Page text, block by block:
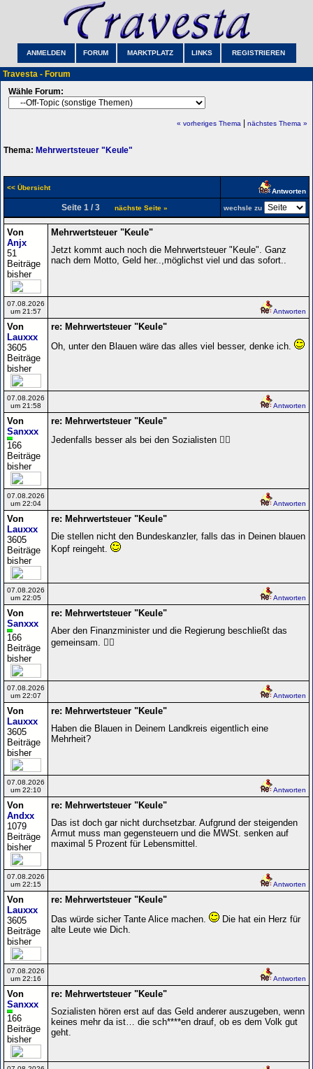
ANMELDEN FORUM MARKTPLATZ LINKS REGISTRIEREN
Travesta - Forum
Wähle Forum:
« vorheriges Thema nächstes Thema »
Thema: Mehrwertsteuer "Keule"
<< Übersicht Antworten
Seite 1 / 3 nächste Seite » wechsle zu
Von
Anjx
51
Beiträge
bisher
Mehrwertsteuer "Keule"
Jetzt kommt auch noch die Mehrwertsteuer "Keule". Ganz
nach dem Motto, Geld her..,möglichst viel und das sofort..
07.08.2026
um 21:57
Antworten
Von
Lauxxx
3605
Beiträge
bisher
re: Mehrwertsteuer "Keule"
Oh, unter den Blauen wäre das alles viel besser, denke ich.
07.08.2026
um 21:58
Antworten
Von
Sanxxx
166
Beiträge
bisher
re: Mehrwertsteuer "Keule"
Jedenfalls besser als bei den Sozialisten 🤷‍♀️
07.08.2026
um 22:04
Antworten
Von
Lauxxx
3605
Beiträge
bisher
re: Mehrwertsteuer "Keule"
Die stellen nicht den Bundeskanzler, falls das in Deinen blauen
Kopf reingeht.
07.08.2026
um 22:05
Antworten
Von
Sanxxx
166
Beiträge
bisher
re: Mehrwertsteuer "Keule"
Aber den Finanzminister und die Regierung beschließt das
gemeinsam. 🤷‍♀️
07.08.2026
um 22:07
Antworten
Von
Lauxxx
3605
Beiträge
bisher
re: Mehrwertsteuer "Keule"
Haben die Blauen in Deinem Landkreis eigentlich eine
Mehrheit?
07.08.2026
um 22:10
Antworten
Von
Andxx
1079
Beiträge
bisher
re: Mehrwertsteuer "Keule"
Das ist doch gar nicht durchsetzbar. Aufgrund der steigenden
Armut muss man gegensteuern und die MWSt. senken auf
maximal 5 Prozent für Lebensmittel.
07.08.2026
um 22:15
Antworten
Von
Lauxxx
3605
Beiträge
bisher
re: Mehrwertsteuer "Keule"
Das würde sicher Tante Alice machen.
Die hat ein Herz für
alte Leute wie Dich.
07.08.2026
um 22:16
Antworten
Von
Sanxxx
166
Beiträge
bisher
re: Mehrwertsteuer "Keule"
Sozialisten hören erst auf das Geld anderer auszugeben, wenn
keines mehr da ist… die sch****en drauf, ob es dem Volk gut
geht.